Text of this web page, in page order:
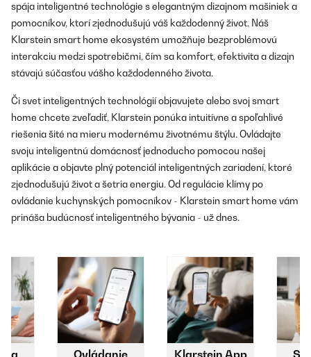
spája inteligentné technológie s elegantným dizajnom mašiniek a
pomocníkov, ktorí zjednodušujú váš každodenný život. Náš
Klarstein smart home ekosystém umožňuje bezproblémovú
interakciu medzi spotrebičmi, čím sa komfort, efektivita a dizajn
stávajú súčasťou vášho každodenného života.
Či svet inteligentných technológií objavujete alebo svoj smart
home chcete zveľadiť, Klarstein ponúka intuitívne a spoľahlivé
riešenia šité na mieru modernému životnému štýlu. Ovládajte
svoju inteligentnú domácnosť jednoducho pomocou našej
aplikácie a objavte plný potenciál inteligentných zariadení, ktoré
zjednodušujú život a šetria energiu. Od regulácie klímy po
ovládanie kuchynských pomocníkov - Klarstein smart home vám
prináša budúcnosť inteligentného bývania - už dnes.
a
Ovládanie
Klarstein App